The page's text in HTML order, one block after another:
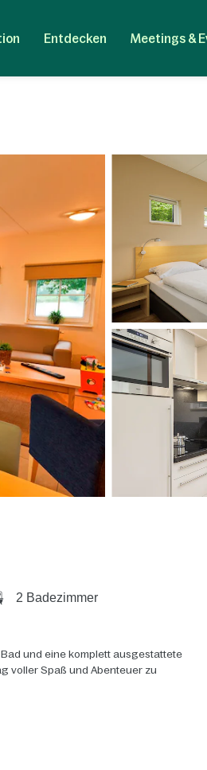
Entdecken Meetings &
2 Badezimmer
und eine komplett ausgestattete
voller Spaß und Abenteuer zu